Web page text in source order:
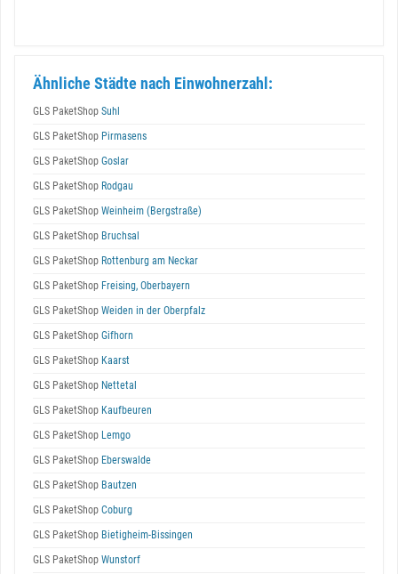
Ähnliche Städte nach Einwohnerzahl:
GLS PaketShop Suhl
GLS PaketShop Pirmasens
GLS PaketShop Goslar
GLS PaketShop Rodgau
GLS PaketShop Weinheim (Bergstraße)
GLS PaketShop Bruchsal
GLS PaketShop Rottenburg am Neckar
GLS PaketShop Freising, Oberbayern
GLS PaketShop Weiden in der Oberpfalz
GLS PaketShop Gifhorn
GLS PaketShop Kaarst
GLS PaketShop Nettetal
GLS PaketShop Kaufbeuren
GLS PaketShop Lemgo
GLS PaketShop Eberswalde
GLS PaketShop Bautzen
GLS PaketShop Coburg
GLS PaketShop Bietigheim-Bissingen
GLS PaketShop Wunstorf